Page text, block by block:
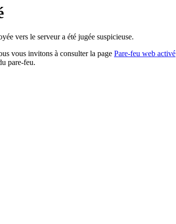
vers le serveur a été jugée suspicieuse.
vous invitons à consulter la page Pare-feu web activé
pare-feu.